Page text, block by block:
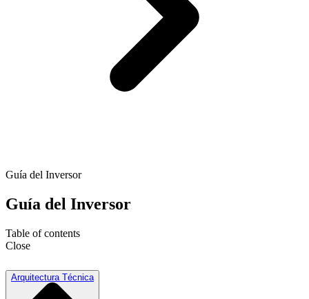
Guía del Inversor
Guía del Inversor
Table of contents
Close
Arquitectura Técnica